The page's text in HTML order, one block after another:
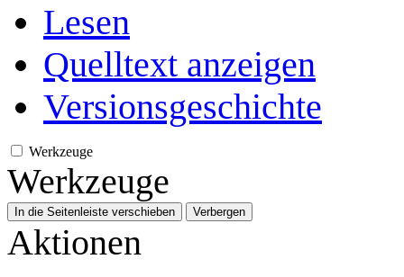
Lesen
Quelltext anzeigen
Versionsgeschichte
Werkzeuge
Werkzeuge
In die Seitenleiste verschieben Verbergen
Aktionen